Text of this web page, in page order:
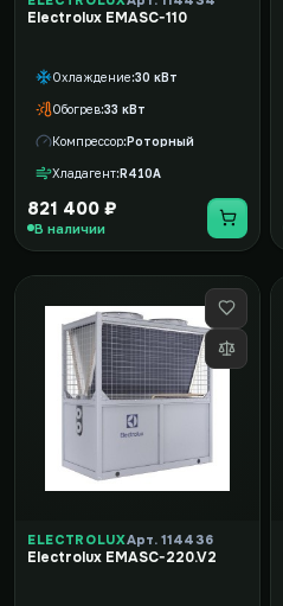
Electrolux EMASC-110
Охлаждение 30 кВт
Обогрев 33 кВт
Компрессор Роторный
Хладагент R410A
821 400 ₽
В наличии
ELECTROLUXАрт. 114436
Electrolux EMASC-220.V2